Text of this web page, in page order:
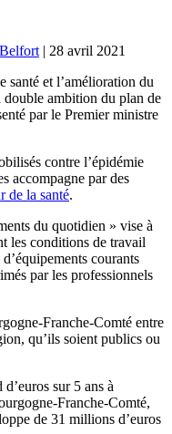
| 28 avril 2021
santé et l’amélioration du
double ambition du plan de
par le Premier ministre
contre l’épidémie
accompagne par des
de la santé.
du quotidien » vise à
les conditions de travail
courants
par les professionnels
Franche-Comté entre
qu’ils soient publics ou
sur 5 ans à
Franche-Comté,
de 31 millions d’euros